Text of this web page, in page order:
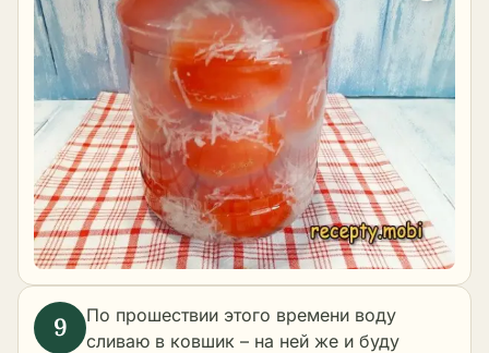
По прошествии этого времени воду
сливаю в ковшик – на ней же и буду